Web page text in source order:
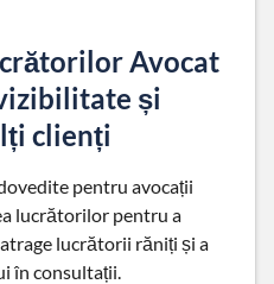
Avocat
și
clienți
pentru avocații
lucrătorilor pentru a
lucrătorii răniți și a
în consultații.